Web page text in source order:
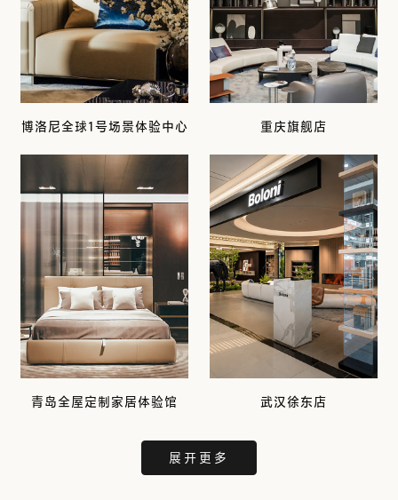
博洛尼全球1号场景体验中心 重庆旗舰店
青岛全屋定制家居体验馆 武汉徐东店
展开更多